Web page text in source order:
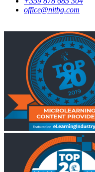
office@nitbg.com